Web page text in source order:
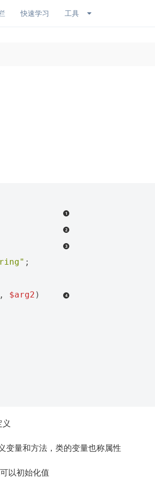
快速学习 工具
;
, $arg2 )
变量和方法，类的变量也称属性
以初始化值